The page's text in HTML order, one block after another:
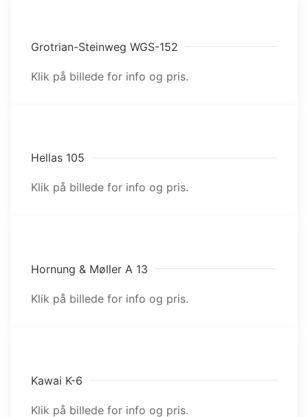
Grotrian-Steinweg WGS-152
Klik på billede for info og pris.
Hellas 105
Klik på billede for info og pris.
Hornung & Møller A 13
Klik på billede for info og pris.
Kawai K-6
Klik på billede for info og pris.